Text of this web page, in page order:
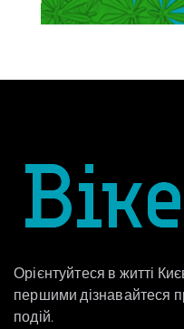
Орієнтуйтеся в житті
першими дізнавайтеся
подій.